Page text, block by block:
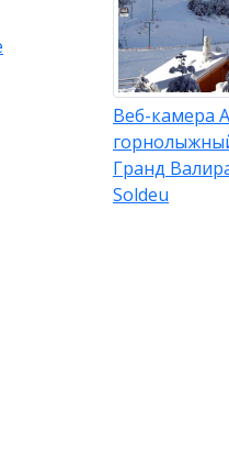
оснежения
независимо
Сезон
склонов и
надёжными
Веб-камера
Гранд
Soldeu